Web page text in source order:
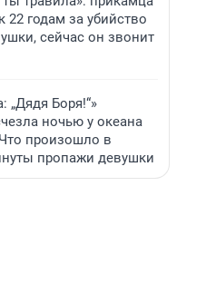
22 годам за убийство
сейчас он звонит
„Дядя Боря!“»
ночью у океана
произошло в
пропажи девушки